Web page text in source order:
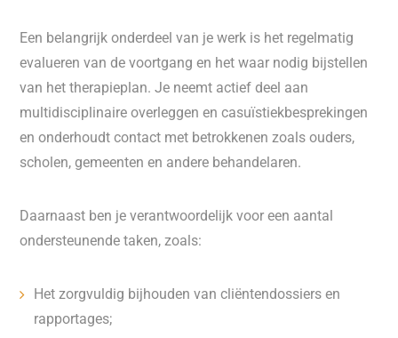
Een belangrijk onderdeel van je werk is het regelmatig
evalueren van de voortgang en het waar nodig bijstellen
van het therapieplan. Je neemt actief deel aan
multidisciplinaire overleggen en casuïstiekbesprekingen
en onderhoudt contact met betrokkenen zoals ouders,
scholen, gemeenten en andere behandelaren.
Daarnaast ben je verantwoordelijk voor een aantal
ondersteunende taken, zoals:
Het zorgvuldig bijhouden van cliëntendossiers en
rapportages;